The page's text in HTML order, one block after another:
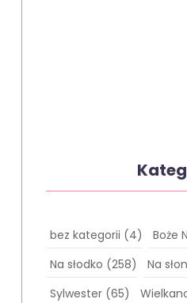
bez kategorii (4) Boże
Na słodko (258) Na
Sylwester(65)